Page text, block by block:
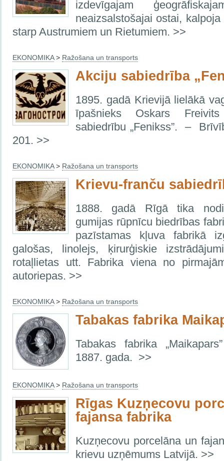
izdevīgajam
neaizsalstošajai ostai,
starp Austrumiem un Rietumiem. >>
EKONOMIKA> Ražošana un transports
Akciju sabiedrība
1895. gadā Krievijā lielākā
īpašnieks Oskars
sabiedrību „Fenikss”. –
201. >>
EKONOMIKA> Ražošana un transports
Krievu-franču
1888. gadā Rīgā tika
gumijas rūpnīcu biedrības
pazīstamas kļuva fabrikā
galošas, linolejs, ķirurģiskie
rotaļlietas utt. Fabrika viena no
autoriepas. >>
EKONOMIKA> Ražošana un transports
Tabakas fabrika
Tabakas fabrika
1887. gada. >>
EKONOMIKA> Ražošana un transports
Rīgas Kuzņecovu
fajansa fabrika
Kuzņecovu porcelāna un
krievu uzņēmums Latvijā. >>